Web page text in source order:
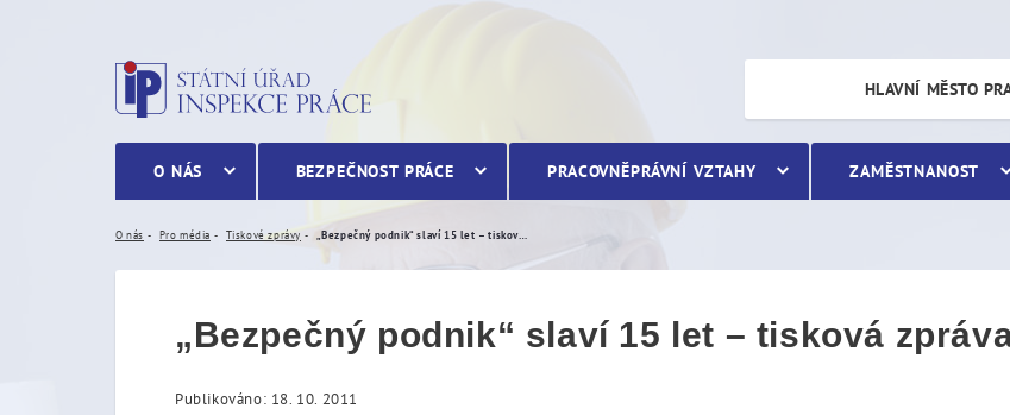
„Bezpečný podnik“ slaví 15 let – tisková zpráva.
HLAVNÍ MĚSTO
O NÁS BEZPEČNOST PRÁCE PRACOVNĚPRÁVNÍ VZTAHY ZAMĚSTNANOST
O nás Pro média Tiskové zprávy
„Bezpečný podnik“ slaví 15 let – tisková
Publikováno: 18. 10. 2011